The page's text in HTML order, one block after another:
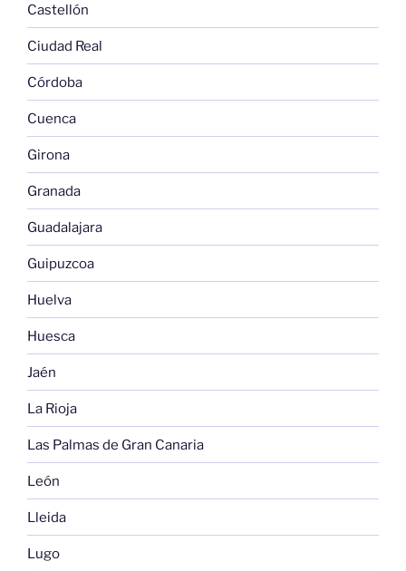
Castellón
Ciudad Real
Córdoba
Cuenca
Girona
Granada
Guadalajara
Guipuzcoa
Huelva
Huesca
Jaén
La Rioja
Las Palmas de Gran Canaria
León
Lleida
Lugo